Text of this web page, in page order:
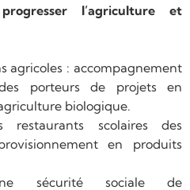
l’agriculture et
agricoles : accompagnement
porteurs de projets en
biologique.
restaurants scolaires des
en produits
sécurité sociale de